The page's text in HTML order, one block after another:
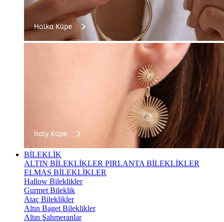
BİLEKLİK
ALTIN BİLEKLİKLER PIRLANTA BİLEKLİKLER
ELMAS BİLEKLİKLER
Hallow Bileklikler
Gurmet Bileklik
Ataç Bileklikler
Altın Baget Bileklikler
Altın Şahmeranlar